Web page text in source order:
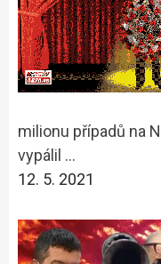
milionu případů na
vypálil …
12. 5. 2021